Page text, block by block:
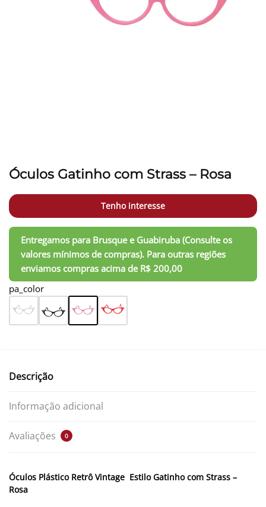
Óculos Gatinho com Strass – Rosa
Tenho interesse
pa_color
Descrição
Informação adicional
Avaliações 0
Óculos Plástico Retrô Vintage Estilo Gatinho com Strass –
Rosa